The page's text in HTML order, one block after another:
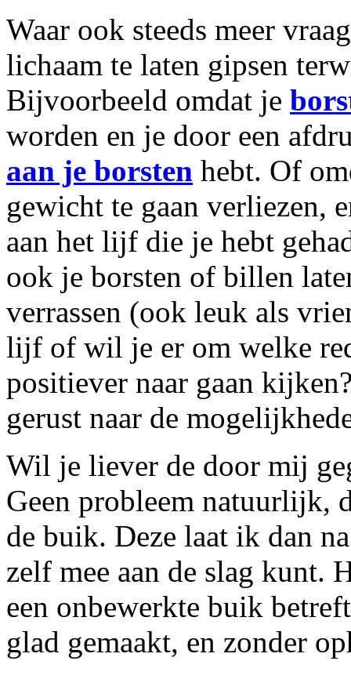
Waar ook steeds meer
lichaam te laten gipsen
Bijvoorbeeld omdat je
worden en je door een
aan je borsten hebt. Of
gewicht te gaan verliezen,
aan het lijf die je hebt
ook je borsten of billen
verrassen (ook leuk als
lijf of wil je er om welke
positiever naar gaan
gerust naar de
Wil je liever de door mij
Geen probleem natuurlijk,
de buik. Deze laat ik dan
zelf mee aan de slag kunt.
een onbewerkte buik
glad gemaakt, en zonder